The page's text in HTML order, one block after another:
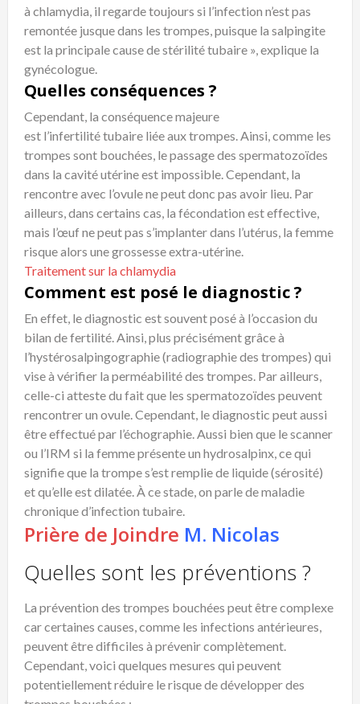
à chlamydia, il regarde toujours si l’infection n’est pas
remontée jusque dans les trompes, puisque la salpingite
est la principale cause de stérilité tubaire », explique la
gynécologue.
Quelles conséquences ?
Cependant, la conséquence majeure
est l’infertilité tubaire liée aux trompes. Ainsi, comme les
trompes sont bouchées, le passage des spermatozoïdes
dans la cavité utérine est impossible. Cependant, la
rencontre avec l’ovule ne peut donc pas avoir lieu. Par
ailleurs, dans certains cas, la fécondation est effective,
mais l’œuf ne peut pas s’implanter dans l’utérus, la femme
risque alors une grossesse extra-utérine.
Traitement sur la chlamydia
Comment est posé le diagnostic ?
En effet, le diagnostic est souvent posé à l’occasion du
bilan de fertilité. Ainsi, plus précisément grâce à
l’hystérosalpingographie (radiographie des trompes) qui
vise à vérifier la perméabilité des trompes. Par ailleurs,
celle-ci atteste du fait que les spermatozoïdes peuvent
rencontrer un ovule. Cependant, le diagnostic peut aussi
être effectué par l’échographie. Aussi bien que le scanner
ou l’IRM si la femme présente un hydrosalpinx, ce qui
signifie que la trompe s’est remplie de liquide (sérosité)
et qu’elle est dilatée. À ce stade, on parle de maladie
chronique d’infection tubaire.
Prière de Joindre M. Nicolas
Quelles sont les préventions ?
La prévention des trompes bouchées peut être complexe
car certaines causes, comme les infections antérieures,
peuvent être difficiles à prévenir complètement.
Cependant, voici quelques mesures qui peuvent
potentiellement réduire le risque de développer des